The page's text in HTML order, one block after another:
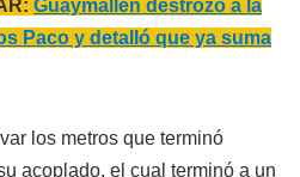
Guaymallén destrozó a la
Paco y detalló que ya suma
los metros que terminó
acoplado, el cual terminó a un